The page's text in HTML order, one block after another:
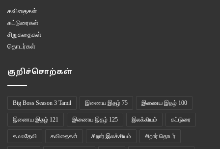
கவிதைகள்
கட்டுரைகள்
சிறுகதைகள்
தொடர்கள்
குறிச்சொற்கள்
Big Boss Season 3 Tamil இணைய இதழ் 75 இணைய இதழ் 100
இணைய இதழ் 121 இணைய இதழ் 125 இலக்கியம் கட்டுரை
கமலதேவி கவிதைகள் சிறார் இலக்கியம் சிறார் தொடர்